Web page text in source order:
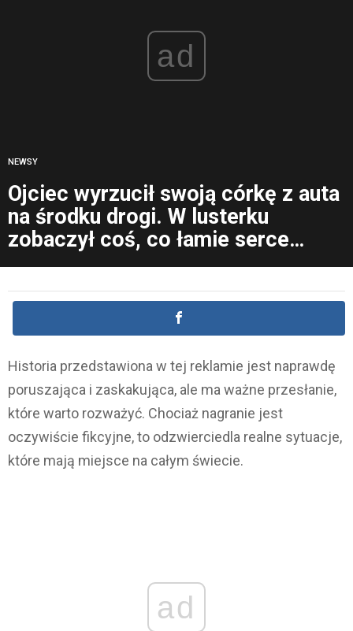
ad
NEWSY
Ojciec wyrzucił swoją córkę z auta
na środku drogi. W lusterku
zobaczył coś, co łamie serce…
Historia przedstawiona w tej reklamie jest naprawdę
poruszająca i zaskakująca, ale ma ważne przesłanie,
które warto rozważyć. Chociaż nagranie jest
oczywiście fikcyjne, to odzwierciedla realne sytuacje,
które mają miejsce na całym świecie.
ad